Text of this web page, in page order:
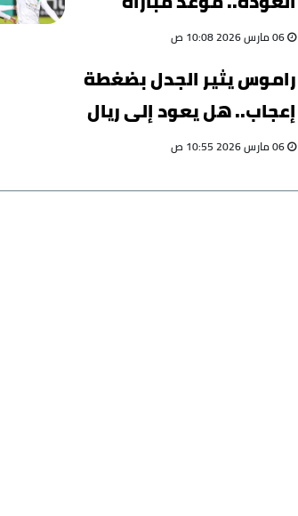
الزمالك والاتحاد السكندري
06 مارس 2026 10:08 ص
راموس يثير الجدل بضغطة
إعجاب.. هل يعود إلى ريال
مدريد حقا؟
06 مارس 2026 10:55 ص